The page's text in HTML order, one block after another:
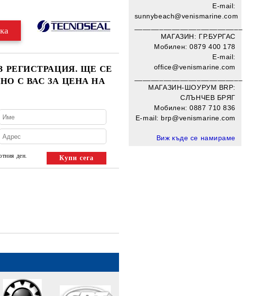
РЕГИСТРАЦИЯ. ЩЕ СЕ
С ВАС ЗА ЦЕНА НА
ден.
E-mail:
sunnybeach@venismarine.com
МАГАЗИН: ГР.БУРГАС
Мобилен: 0879 400 178
E-mail:
office@venismarine.com
МАГАЗИН-ШОУРУМ BRP:
СЛЪНЧЕВ БРЯГ
Мобилен:0887 710 836
E-mail: brp@venismarine.com
Виж къде се намираме